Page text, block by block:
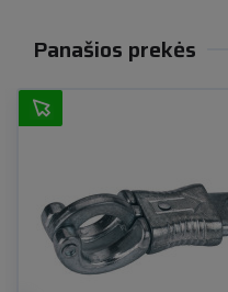
Panašios prekės